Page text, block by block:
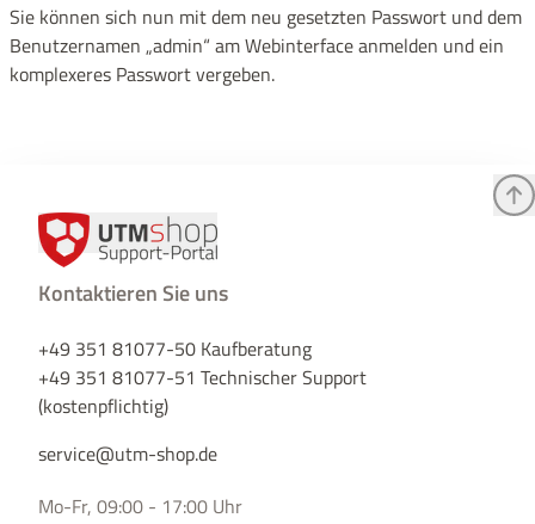
Sie können sich nun mit dem neu gesetzten Passwort und dem
Benutzernamen „admin“ am Webinterface anmelden und ein
komplexeres Passwort vergeben.
Kontaktieren Sie uns
+49 351 81077-50 Kaufberatung
+49 351 81077-51 Technischer Support
(kostenpflichtig)
service@utm-shop.de
Mo-Fr, 09:00 - 17:00 Uhr